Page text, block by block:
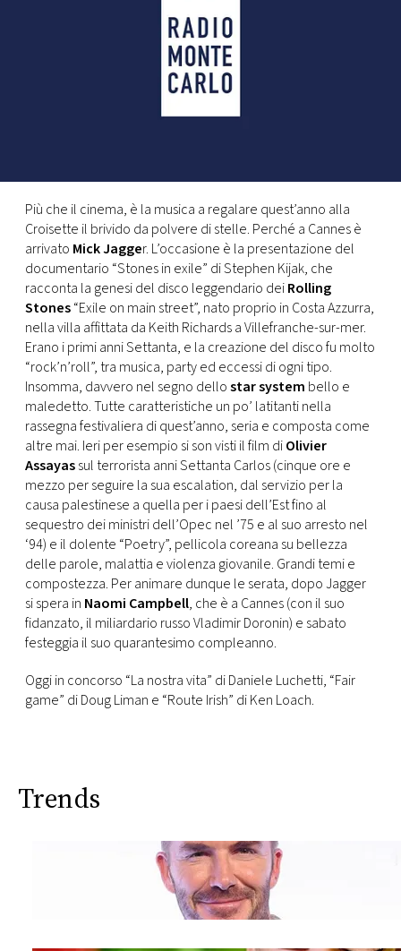
TV
PRINCIPATO
DI
MONACO
RMC
CONSIGLIA
Più che il cinema, è la musica a regalare quest’anno alla
Croisette il brivido da polvere di stelle. Perché a Cannes è
arrivato Mick Jagger. L’occasione è la presentazione del
documentario “Stones in exile” di Stephen Kijak, che
racconta la genesi del disco leggendario deiRolling
Stones“Exile on main street”, nato proprio in Costa Azzurra,
nella villa affittata da Keith Richards a Villefranche-sur-mer.
Erano i primi anni Settanta, e la creazione del disco fu molto
“rock’n’roll”, tra musica, party ed eccessi di ogni tipo.
Insomma, davvero nel segno dellostar system bello e
maledetto. Tutte caratteristiche un po’ latitanti nella
rassegna festivaliera di quest’anno, seria e composta come
altre mai. Ieri per esempio si son visti il film diOlivier
Assayassul terrorista anni Settanta Carlos (cinque ore e
mezzo per seguire la sua escalation, dal servizio per la
causa palestinese a quella per i paesi dell’Est fino al
sequestro dei ministri dell’Opec nel ’75 e al suo arresto nel
‘94) e il dolente “Poetry”, pellicola coreana su bellezza
delle parole, malattia e violenza giovanile. Grandi temi e
compostezza. Per animare dunque le serata, dopo Jagger
si spera in Naomi Campbell, che è a Cannes (con il suo
fidanzato, il miliardario russo Vladimir Doronin) e sabato
festeggia il suo quarantesimo compleanno.
Oggi in concorso “La nostra vita” di Daniele Luchetti, “Fair
game” di Doug Liman e “Route Irish” di Ken Loach.
Trends